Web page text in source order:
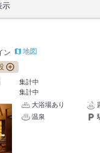
示
ン
地図
集計中
集計中
大浴場あり
温泉